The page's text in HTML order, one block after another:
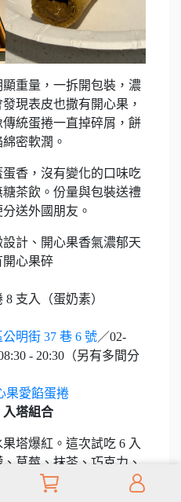
重量，一拆開包裝，濃
現表皮也撒有開心果，
統蛋捲一直掉碎屑，餅
密軟潤。
香，沒有變化的口味吃
茶飲。份量與包裝送禮
送外國朋友。
計、開心果香氣濃郁天
開心果碎
支入（蛋奶素）
明街 37 巷 6 號／02-
- 20:30（另有多間分
果愛餡蛋捲
入塔組合
塔爆紅。這次試吃 6 入
草莓、抹茶、巧克力、
，不過提醒塔類商品屬